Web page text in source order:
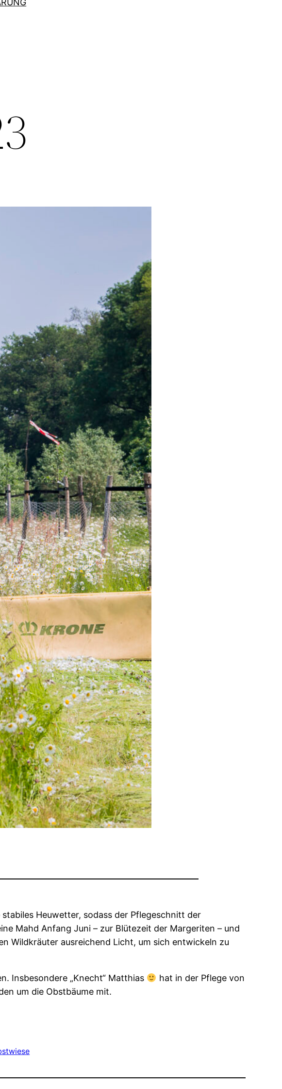
Heuwetter, sodass der Pflegeschnitt der
Mahd Anfang Juni – zur Blütezeit der Margeriten – und
Wildkräuter ausreichend Licht, um sich entwickeln zu
Insbesondere „Knecht“ Matthias
hat in der Pflege von
um die Obstbäume mit.